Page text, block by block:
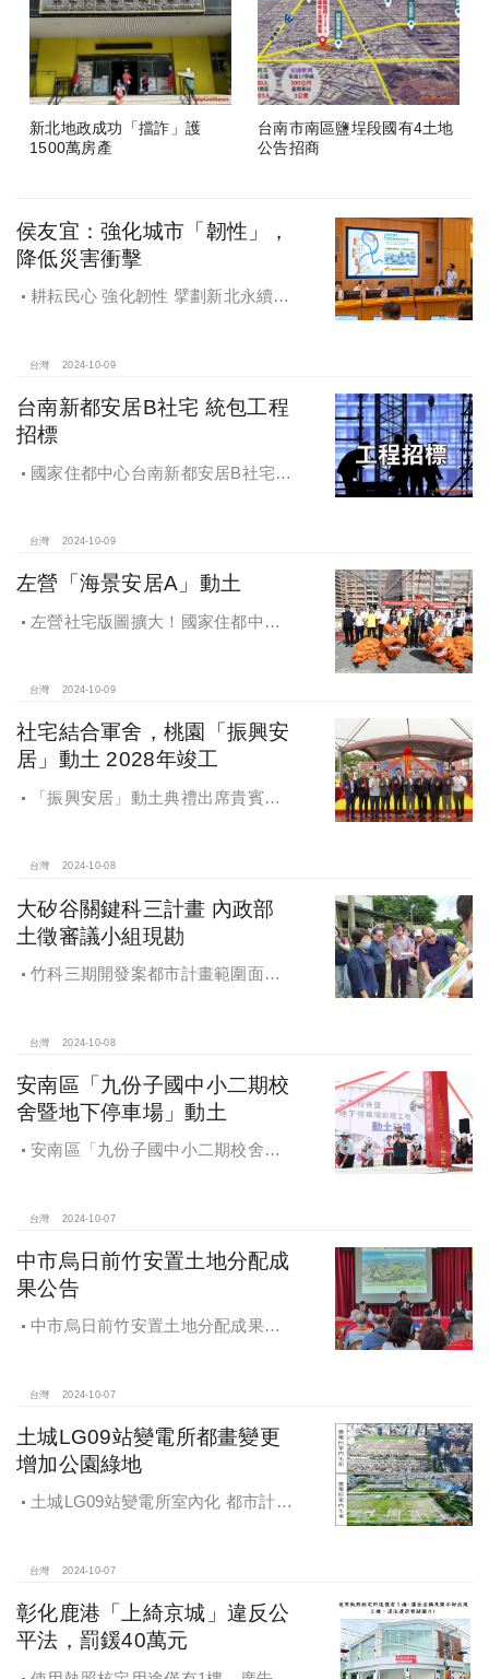
新北地政成功「擋詐」護
1500萬房產
台南市南區鹽埕段國有4土地
公告招商
侯友宜：強化城市「韌性」，
降低災害衝擊
耕耘民心 強化韌性 擘劃新北永續宜
台灣 2024-10-09
台南新都安居B社宅 統包工程
招標
國家住都中心台南新都安居B社宅
台灣 2024-10-09
左營「海景安居A」動土
左營社宅版圖擴大！國家住都中心
台灣 2024-10-09
社宅結合軍舍，桃園「振興安
居」動土 2028年竣工
「振興安居」動土典禮出席貴賓有
財政部國有財產署曾國基署長、桃園
賓，祈求工程順利進行。
台灣 2024-10-08
大矽谷關鍵科三計畫 內政部
土徵審議小組現勘
竹科三期開發案都市計畫範圍面積
分地區
台灣 2024-10-08
安南區「九份子國中小二期校
舍暨地下停車場」動土
安南區「九份子國中小二期校舍暨
台灣 2024-10-07
中市烏日前竹安置土地分配成
果公告
中市烏日前竹安置土地分配成果公
台灣 2024-10-07
土城LG09站變電所都畫變更
增加公園綠地
土城LG09站變電所室內化 都市計畫
台灣 2024-10-07
彰化鹿港「上綺京城」違反公
平法，罰鍰40萬元